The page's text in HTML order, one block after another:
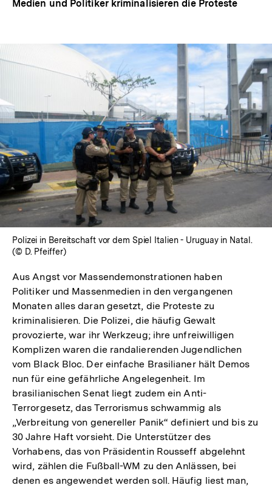
Medien und Politiker kriminalisieren die Proteste
In
Lightbox
öffnen
Polizei in Bereitschaft vor dem Spiel Italien - Uruguay in Natal.
(© D. Pfeiffer)
Aus Angst vor Massendemonstrationen haben
Politiker und Massenmedien in den vergangenen
Monaten alles daran gesetzt, die Proteste zu
kriminalisieren. Die Polizei, die häufig Gewalt
provozierte, war ihr Werkzeug; ihre unfreiwilligen
Komplizen waren die randalierenden Jugendlichen
vom Black Bloc. Der einfache Brasilianer hält Demos
nun für eine gefährliche Angelegenheit. Im
brasilianischen Senat liegt zudem ein Anti-
Terrorgesetz, das Terrorismus schwammig als
„Verbreitung von genereller Panik“ definiert und bis zu
30 Jahre Haft vorsieht. Die Unterstützer des
Vorhabens, das von Präsidentin Rousseff abgelehnt
wird, zählen die Fußball-WM zu den Anlässen, bei
denen es angewendet werden soll. Häufig liest man,